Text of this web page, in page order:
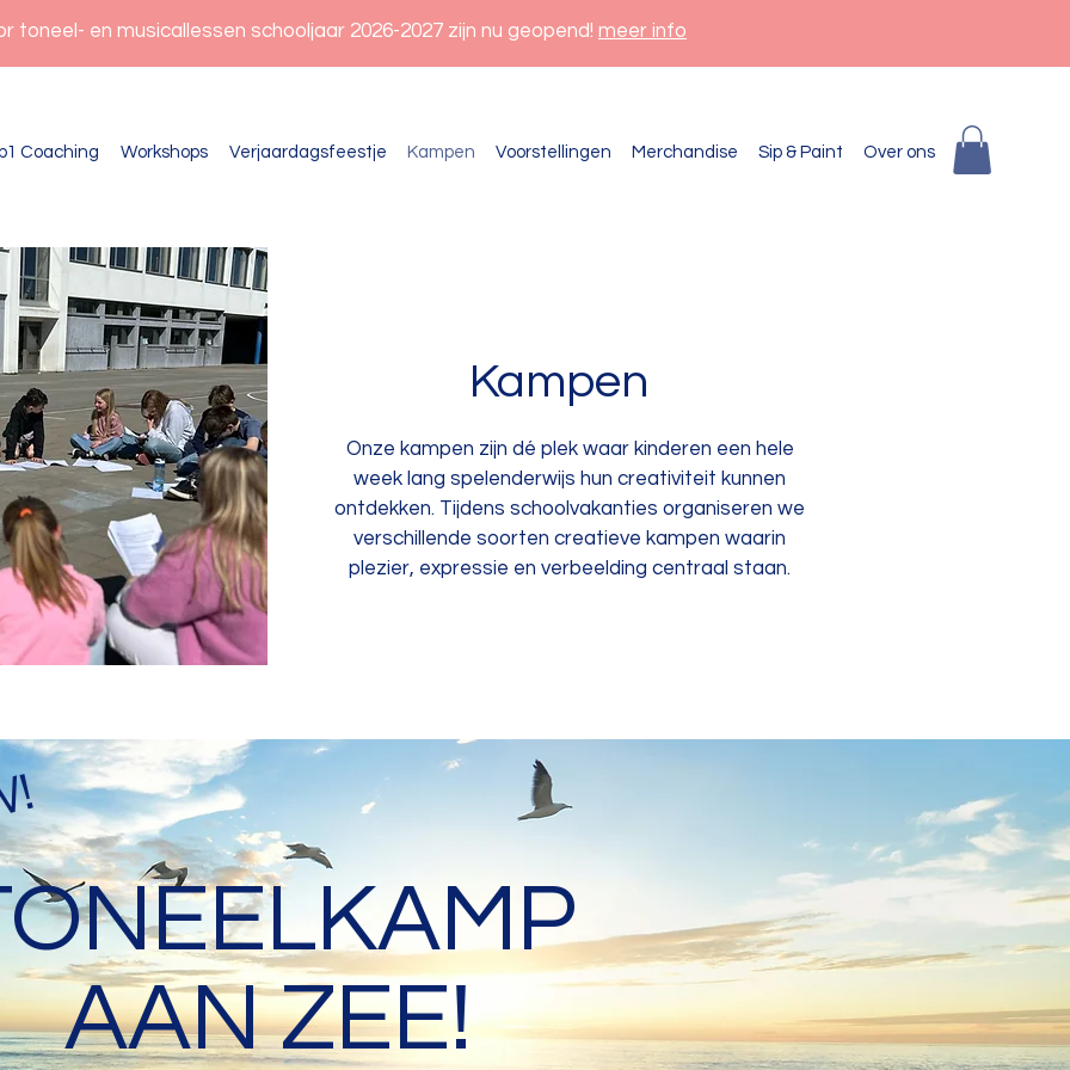
toneel- en musicallessen schooljaar 2026-2027 zijn nu geopend! meer info
Coaching Workshops Verjaardagsfeestje Kampen Voorstellingen Merchandise Sip & Paint Over ons
Kampen
Onze kampen zijn dé plek waar kinderen een hele
week lang spelenderwijs hun creativiteit kunnen
ontdekken. Tijdens schoolvakanties organiseren we
verschillende soorten creatieve kampen waarin
plezier, expressie en verbeelding centraal staan.
AAN ZEE!